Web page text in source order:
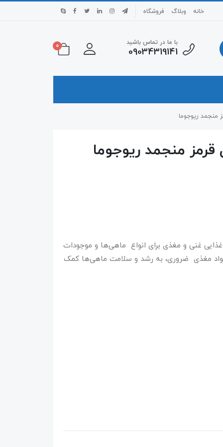
خانه وبلاگ فروشگاه
با ما در تماس باشید
09034319141
0
غنی و مغذی برای انواع ماهی‌ها و موجودات
مغذی ضروری، به رشد و سلامت ماهی‌ها کمک